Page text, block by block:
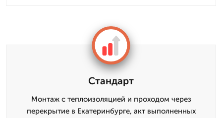
Стандарт
Монтаж с теплоизоляцией и проходом через
перекрытие в Екатеринбурге, акт выполненных